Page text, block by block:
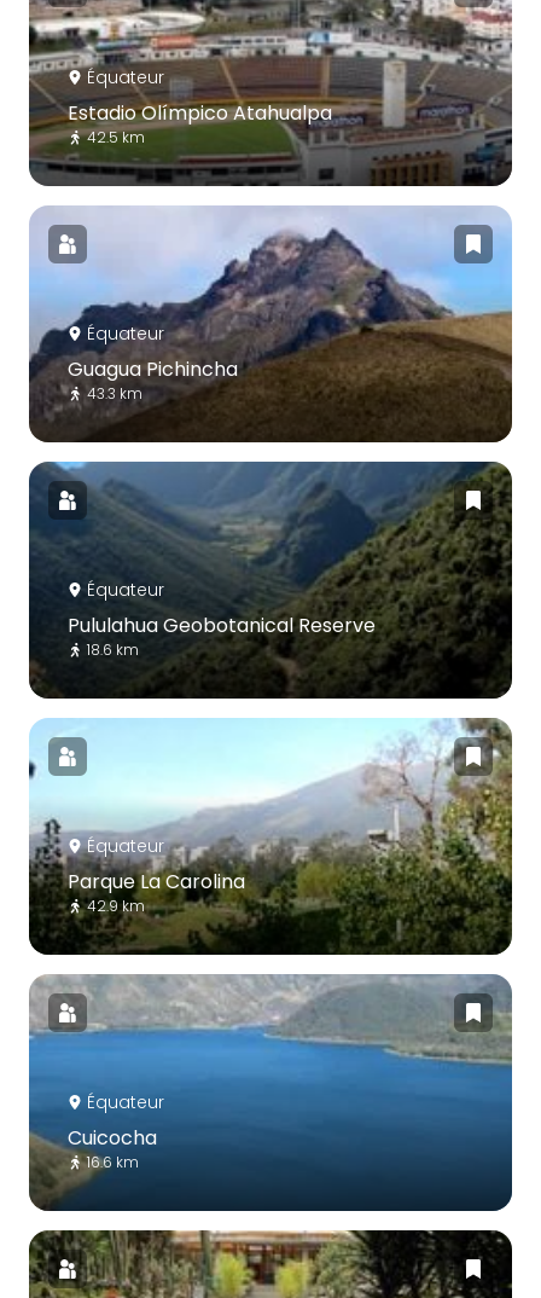
Équateur
Estadio Olímpico Atahualpa
42.5 km
Équateur
Guagua Pichincha
43.3 km
Équateur
Pululahua Geobotanical Reserve
18.6 km
Équateur
Parque La Carolina
42.9 km
Équateur
Cuicocha
16.6 km